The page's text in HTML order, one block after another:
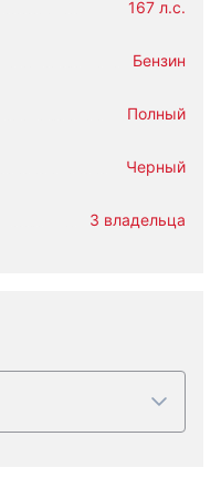
167 л.с.
Бензин
Полный
Черный
3 владельца